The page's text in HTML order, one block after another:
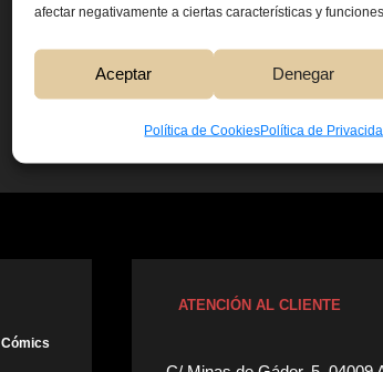
afectar negativamente a ciertas características y funciones.
Aceptar Denegar
Política de CookiesPolítica de
Cómics
ATENCIÓN AL CLIENTE